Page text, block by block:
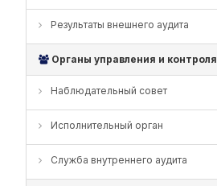
Результаты внешнего аудита
Органы управления и контроля
Наблюдательный совет
Исполнительный орган
Служба внутреннего аудита